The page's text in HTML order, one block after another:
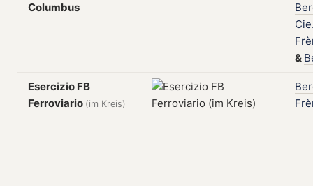
Columbus
&
Esercizio FB
Ferroviario (im Kreis)